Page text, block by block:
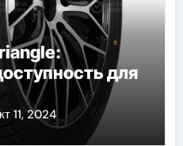
для
11, 2024